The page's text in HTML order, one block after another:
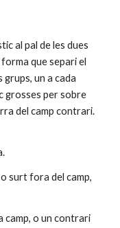
al pal de les dues
que separi el
un a cada
grosses per sobre
del camp contrari.
surt fora del camp,
camp, o un contrari